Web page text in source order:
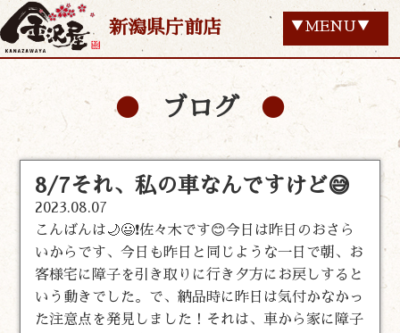
新潟県庁前店 ▼MENU▼
ブログ
8/7それ、私の車なんですけど😅
2023.08.07
こんばんは🌙😃❗佐々木です😊今日は昨日のおさら
いからです、今日も昨日と同じような一日で朝、お
客様宅に障子を引き取りに行き夕方にお戻しすると
いう動きでした。で、納品時に昨日は気付かなかっ
た注意点を発見しました！それは、車から家に障子